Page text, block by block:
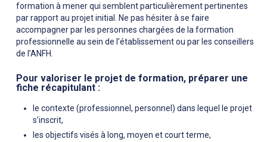
formation à mener qui semblent particulièrement pertinentes
par rapport au projet initial. Ne pas hésiter à se faire
accompagner par les personnes chargées de la formation
professionnelle au sein de l’établissement ou par les conseillers
de l’ANFH.
Pour valoriser le projet de formation, préparer une
fiche récapitulant :
le contexte (professionnel, personnel) dans lequel le projet
s’inscrit,
les objectifs visés à long, moyen et court terme,